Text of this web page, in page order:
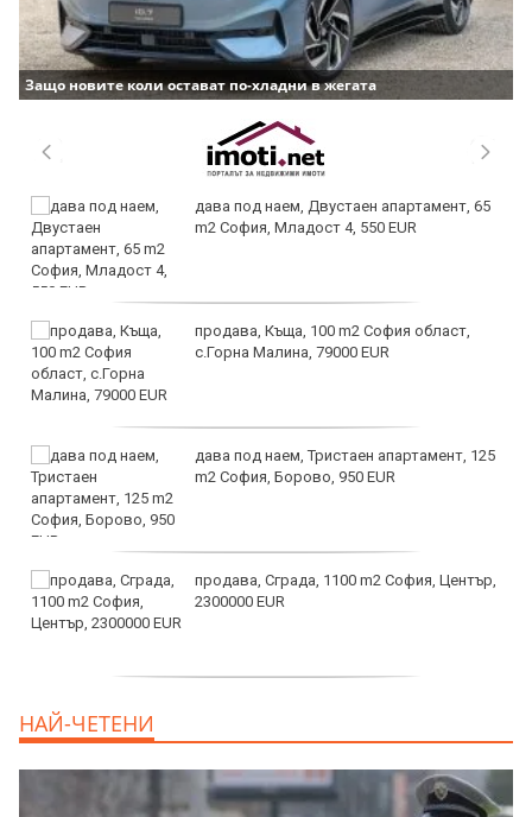
Защо новите коли остават по-хладни в жегата
дава под наем, Двустаен апартамент, 65
m2 София, Младост 4, 550 EUR
продава, Къща, 100 m2 София област,
с.Горна Малина, 79000 EUR
дава под наем, Тристаен апартамент, 125
m2 София, Борово, 950 EUR
продава, Сграда, 1100 m2 София, Център,
2300000 EUR
НАЙ-ЧЕТЕНИ